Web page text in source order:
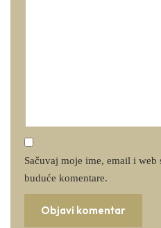
Sačuvaj moje ime, email i
buduće komentare.